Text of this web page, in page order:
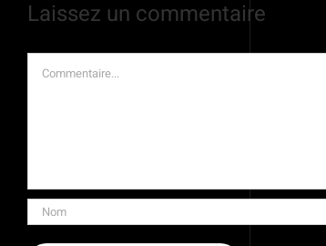
Laissez un commentaire
Commentaire